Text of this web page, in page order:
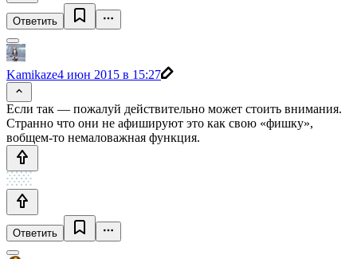
Ответить
Kamikaze4 июн 2015 в 15:27
Если так — пожалуй действительно может стоить внимания.
Странно что они не афишируют это как свою «фишку»,
вобщем-то немаловажная функция.
Ответить